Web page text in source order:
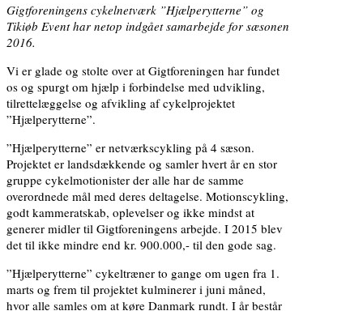
Gigtforeningens cykelnetværk ”Hjælperytterne” og
Tikiøb Event har netop indgået samarbejde for sæsonen
2016.
Vi er glade og stolte over at Gigtforeningen har fundet
os og spurgt om hjælp i forbindelse med udvikling,
tilrettelæggelse og afvikling af cykelprojektet
”Hjælperytterne”.
”Hjælperytterne” er netværkscykling på 4 sæson.
Projektet er landsdækkende og samler hvert år en stor
gruppe cykelmotionister der alle har de samme
overordnede mål med deres deltagelse. Motionscykling,
godt kammeratskab, oplevelser og ikke mindst at
generer midler til Gigtforeningens arbejde. I 2015 blev
det til ikke mindre end kr. 900.000,- til den gode sag.
”Hjælperytterne” cykeltræner to gange om ugen fra 1.
marts og frem til projektet kulminerer i juni måned,
hvor alle samles om at køre Danmark rundt. I år består